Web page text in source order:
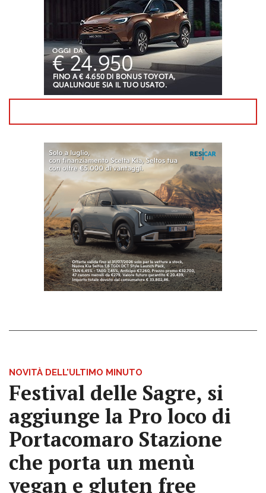
NOVITÀ DELL'ULTIMO MINUTO
Festival delle Sagre, si
aggiunge la Pro loco di
Portacomaro Stazione
che porta un menù
vegan e gluten free